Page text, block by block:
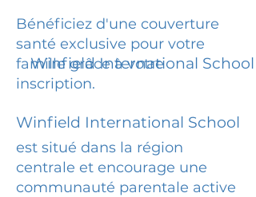
Bénéficiez d'une couverture
santé exclusive pour votre
famille grâce à votre
inscription.
Winfield International School
Winfield International School
est situé dans la région
centrale et encourage une
communauté parentale active